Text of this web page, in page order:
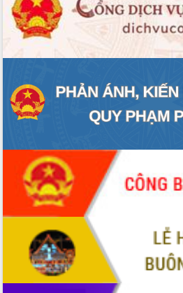
Đắk Lắk sơ kết 4 năm triển khai thực
hiện Đề án 06 của Chính phủ
Họp báo thông tin về Hội nghị Công bố
Khơi thông điểm nghẽn, đẩy nhanh
giải ngân vốn khắc phục thiên tai
HĐND tỉnh thông qua điều chỉnh Quy
Hội thảo góp ý hồ sơ điều chỉnh quy
hoạch tỉnh Đắk Lắk thời kỳ 2021-2030,
tầm nhìn đến năm 2050
Nâng cao hiệu quả hoạt động của các
doanh nghiệp nhà nước
Hội nghị triển khai kết nối mạng
truyền số liệu chuyên dùng phục vụ cơ
quan Đảng, Nhà nước
Lễ phát động chuỗi hoạt động chung
tay làm sạch môi trường